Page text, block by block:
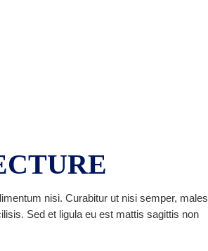
nisi. Curabitur ut nisi semper, males
Sed et ligula eu est mattis sagittis non